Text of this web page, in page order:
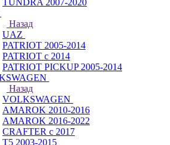
TUNDRA 2007-2020
Назад
UAZ
PATRIOT 2005-2014
PATRIOT с 2014
PATRIOT PICKUP 2005-2014
Назад
VOLKSWAGEN
AMAROK 2010-2016
AMAROK 2016-2022
CRAFTER с 2017
T5 2003-2015